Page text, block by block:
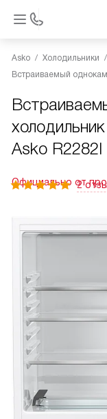
Asko
Холодильники
Встраиваемый
холодильник
Asko R2282I
Официально от
2